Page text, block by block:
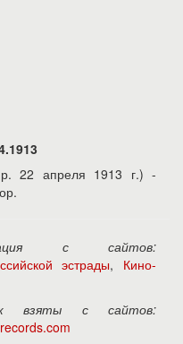
22 апреля 1913 г.) -
с сайтов:
эстрады, Кино-
взяты с сайтов: